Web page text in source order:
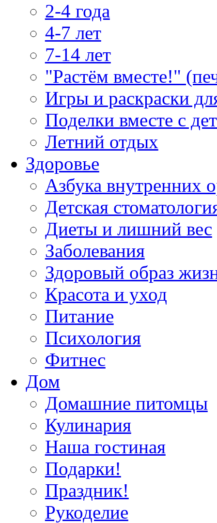
2-4 года
4-7 лет
7-14 лет
"Растём вместе!"
Игры и раскраски
Поделки вместе с
Летний отдых
Здоровье
Азбука внутренних
Детская
Диеты и лишний вес
Заболевания
Здоровый образ
Красота и уход
Питание
Психология
Фитнес
Дом
Домашние питомцы
Кулинария
Наша гостиная
Подарки!
Праздник!
Рукоделие